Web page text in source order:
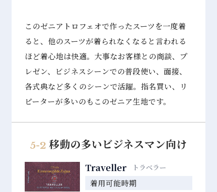
このゼニアトロフェオで作ったスーツを一度着
ると、他のスーツが着られなくなると言われる
ほど着心地は快適。大事なお客様との商談、プ
レゼン、ビジネスシーンでの普段使い、面接、
各式典など多くのシーンで活躍。指名買い、リ
ピーターが多いのもこのゼニア⽣地です。
5-2 移動の多いビジネスマン向け
Traveller トラベラー
着用可能時期